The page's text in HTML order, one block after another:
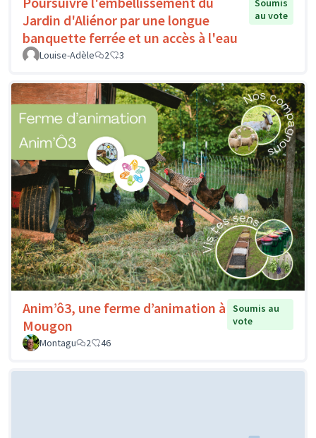
Jardin d'Aliénor par une longue
banquette ferrée et un accès à l'eau
Soumis
au vote
Louise-Adèle 2 3
Anim’ô3, une ferme d’animation à
Mougon
Soumis au
vote
Montagu
2 46